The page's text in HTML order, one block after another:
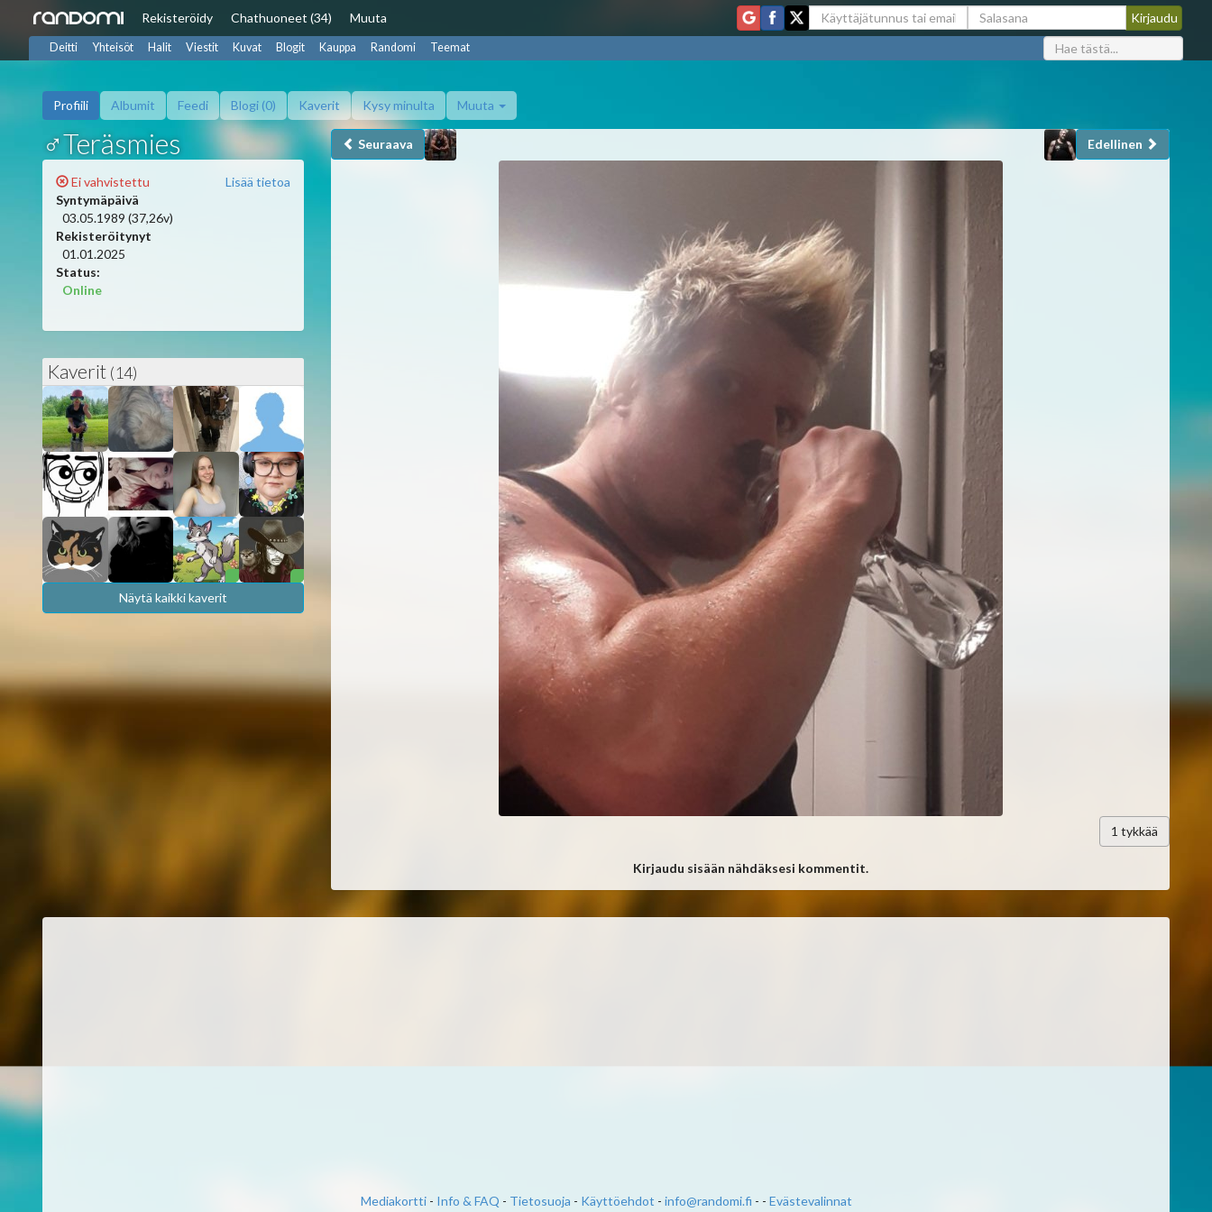
Rekisteröidy Chathuoneet (34) Muuta
Deitti Yhteisöt Halit Viestit Kuvat Blogit Kauppa Randomi Teemat
Profiili Albumit Feedi Blogi (0) Kaverit Kysy minulta Muuta
Seuraava Edellinen
1 tykkää
Kirjaudu sisään nähdäksesi kommentit.
♂Teräsmies
Lisää tietoa
Ei vahvistettu
Syntymäpäivä
03.05.1989 (37,26v)
Rekisteröitynyt
01.01.2025
Status:
Online
Kaverit (14)
Näytä kaikki kaverit
Mediakortti- Info & FAQ - Tietosuoja - Käyttöehdot - info@randomi.fi - - Evästevalinnat